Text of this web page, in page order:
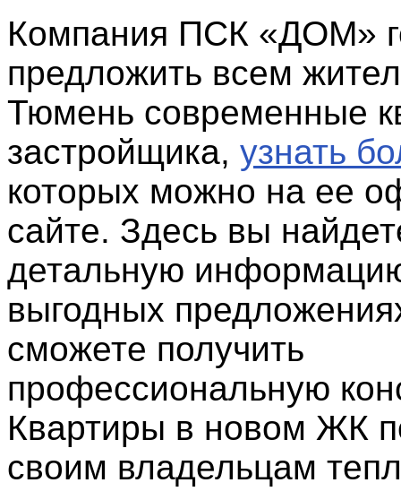
Компания ПСК «ДОМ»
предложить всем
Тюмень современные
застройщика, узнать
которых можно на ее
сайте. Здесь вы
детальную
выгодных
сможете получить
профессиональную
Квартиры в новом ЖК
своим владельцам